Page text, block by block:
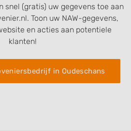
snel (gratis) uw gegevens toe aan
Toon uw NAW-gegevens,
en acties aan potentiele
klanten!
in Oudeschans